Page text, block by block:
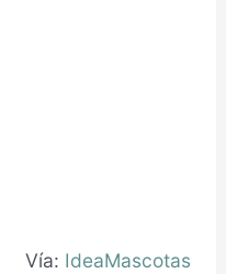
Vía: IdeaMascotas